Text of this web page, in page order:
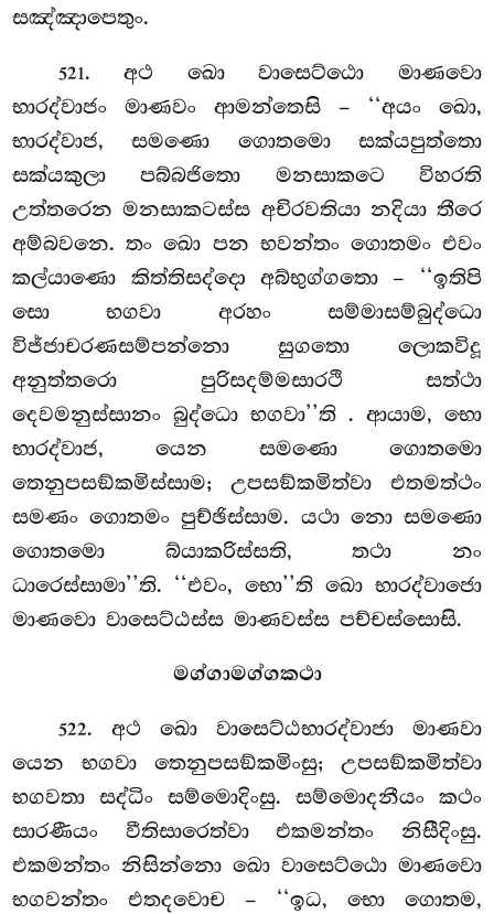
සඤ්ඤාපෙතුං.
521. අථ ඛො වාසෙට්ඨො මාණවො
භාරද්වාජං මාණවං ආමන්තෙසි – ‘‘අයං ඛො,
භාරද්වාජ, සමණො ගොතමො සක්යපුත්තො
සක්යකුලා පබ්බජිතො මනසාකටෙ විහරති
උත්තරෙන මනසාකටස්ස අචිරවතියා නදියා තීරෙ
අම්බවනෙ. තං ඛො පන භවන්තං ගොතමං එවං
කල්යාණො කිත්තිසද්දො අබ්භුග්ගතො – ‘‘ඉතිපි
සො භගවා අරහං සම්මාසම්බුද්ධො
විජ්ජාචරණසම්පන්නො සුගතො ලොකවිදූ
අනුත්තරො පුරිසදම්මසාරථි සත්ථා
දෙවමනුස්සානං බුද්ධො භගවා’’ති . ආයාම, භො
භාරද්වාජ, යෙන සමණො ගොතමො
තෙනුපසඞ්කමිස්සාම; උපසඞ්කමිත්වා එතමත්ථං
සමණං ගොතමං පුච්ඡිස්සාම. යථා නො සමණො
ගොතමො බ්යාකරිස්සති, තථා නං
ධාරෙස්සාමා’’ති. ‘‘එවං, භො’’ති ඛො භාරද්වාජො
මාණවො වාසෙට්ඨස්ස මාණවස්ස පච්චස්සොසි.
මග්ගාමග්ගකථා
522. අථ ඛො වාසෙට්ඨභාරද්වාජා මාණවා
යෙන භගවා තෙනුපසඞ්කමිංසු; උපසඞ්කමිත්වා
භගවතා සද්ධිං සම්මොදිංසු. සම්මොදනීයං කථං
සාරණීයං වීතිසාරෙත්වා එකමන්තං නිසීදිංසු.
එකමන්තං නිසින්නො ඛො වාසෙට්ඨො මාණවො
භගවන්තං එතදවොච – ‘‘ඉධ, භො ගොතම,